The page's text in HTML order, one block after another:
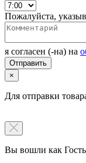
Пожалуйста,
я согласен (-на) на
×
Для отправки
Вы вошли как